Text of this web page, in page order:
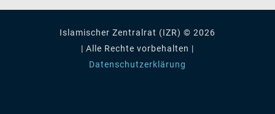
Islamischer Zentralrat (IZR) © 2026
| Alle Rechte vorbehalten |
Datenschutzerklärung